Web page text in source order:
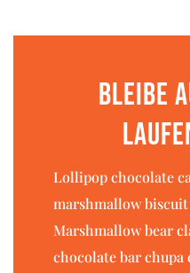
Bleibe
Lollipop chocolate
marshmallow
Marshmallow bear
chocolate bar chupa